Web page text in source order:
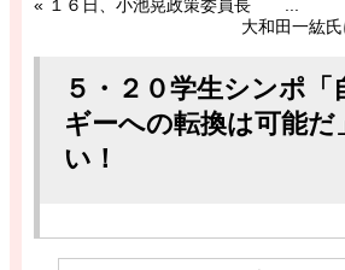
« １６日、小池晃政策委員長 ...
大和田一紘氏
５・２０学生シンポ「
ギーへの転換は可能だ
い！